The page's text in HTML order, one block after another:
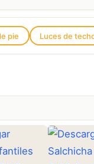
pie Luces de